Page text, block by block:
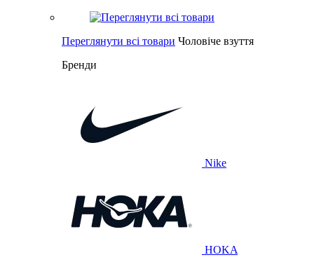
Переглянути всі товари Чоловіче взуття
Бренди
Nike
HOKA